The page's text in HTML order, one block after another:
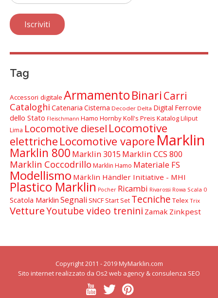
Tag
Accessori digitale ArmamentoBinari Carri
Cataloghi Catenaria Cisterna Decoder Delta Digital Ferrovie
dello Stato Fleischmann Hamo HornbyKoll's Preis KatalogLiliput
Lima Locomotive diesel Locomotive
elettriche Locomotive vapore Marklin
Marklin 800 Marklin 3015 Marklin CCS 800
Marklin Coccodrillo Marklin Hamo Materiale FS
Modellismo Märklin Händler Initiative - MHI
Plastico Marklin Pocher Ricambi Rivarossi Rowa Scala 0
Scatola Marklin Segnali SNCF Start Set Tecniche Telex Trix
VettureYoutube video trenini Zamak Zinkpest
Copyright 2011 - 2019 MyMarklin.com
Sito internet realizzato da Os2web agency & consulenza SEO